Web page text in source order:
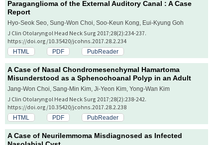
Paraganglioma of the External Auditory Canal : A Case
Report
Hyo-Seok Seo, Sung-Won Choi, Soo-Keun Kong, Eui-Kyung Goh
J Clin Otolaryngol Head Neck Surg 2017;28(2):234-237.
https://doi.org/10.35420/jcohns.2017.28.2.234
HTML PDF PubReader
A Case of Nasal Chondromesenchymal Hamartoma
Misunderstood as a Sphenochoanal Polyp in an Adult
Jang-Won Choi, Sang-Min Kim, Ji-Yeon Kim, Yong-Wan Kim
J Clin Otolaryngol Head Neck Surg 2017;28(2):238-242.
https://doi.org/10.35420/jcohns.2017.28.2.238
HTML PDF PubReader
A Case of Neurilemmoma Misdiagnosed as Infected